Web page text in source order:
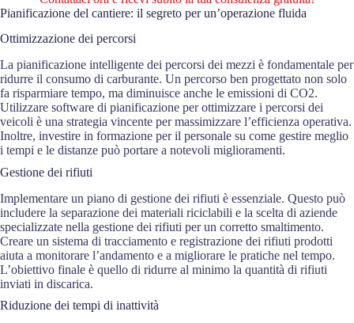
Pianificazione del cantiere: il segreto per un’operazione fluida
Ottimizzazione dei percorsi
La pianificazione intelligente dei percorsi dei mezzi è fondamentale per
ridurre il consumo di carburante. Un percorso ben progettato non solo
fa risparmiare tempo, ma diminuisce anche le emissioni di CO2.
Utilizzare software di pianificazione per ottimizzare i percorsi dei
veicoli è una strategia vincente per massimizzare l’efficienza operativa.
Inoltre, investire in formazione per il personale su come gestire meglio
i tempi e le distanze può portare a notevoli miglioramenti.
Gestione dei rifiuti
Implementare un piano di gestione dei rifiuti è essenziale. Questo può
includere la separazione dei materiali riciclabili e la scelta di aziende
specializzate nella gestione dei rifiuti per un corretto smaltimento.
Creare un sistema di tracciamento e registrazione dei rifiuti prodotti
aiuta a monitorare l’andamento e a migliorare le pratiche nel tempo.
L’obiettivo finale è quello di ridurre al minimo la quantità di rifiuti
inviati in discarica.
Riduzione dei tempi di inattività